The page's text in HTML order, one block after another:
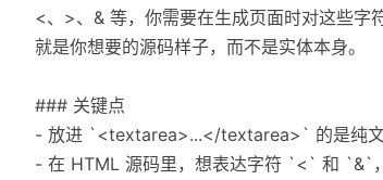
<、>、& 等，你需要在生成页面时对这些字
就是你想要的源码样子，而不是实体本身。
### 关键点
- 放进 `<textarea>...</textarea>` 的是纯文
- 在 HTML 源码里，想表达字符 `<` 和